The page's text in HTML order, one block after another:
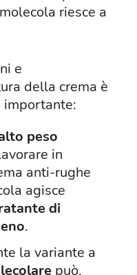
riesce a
e
della crema è
importante:
peso
in
anti-rughe
agisce
di
.
la variante a
può,